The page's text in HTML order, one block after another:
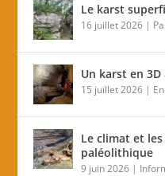
Le karst
16 juillet 2026 |
Un karst en
15 juillet 2026 |
Le climat et
paléolithique
9 juin 2026 |